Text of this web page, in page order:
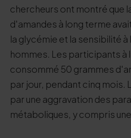
chercheurs ont montré que
d'amandes à long terme
la glycémie et la sensibilité à
hommes. Les participants à
consommé 50 grammes
par jour, pendant cinq
par une aggravation des
métaboliques, y compris